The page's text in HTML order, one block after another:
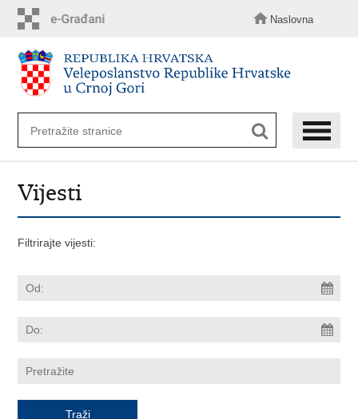
sadržaj
Naslovna
Vijesti
Filtrirajte vijesti: